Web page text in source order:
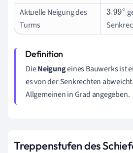
Aktuelle Neigung des
Turms
3.99∘
DieNeigungeines Bauwerks ist
es von der Senkrechten
Allgemeinen in Grad angegeben.
Treppenstufen des